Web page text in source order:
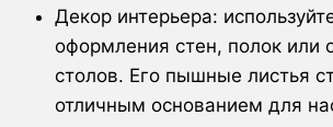
Декор интерьера:
оформления стен, полок или
столов. Его пышные листья
отличным основанием для